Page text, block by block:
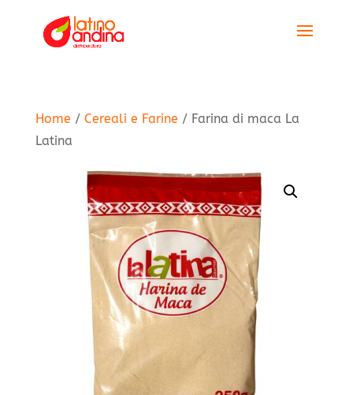
Home / Cereali e Farine / Farina di maca La
Latina